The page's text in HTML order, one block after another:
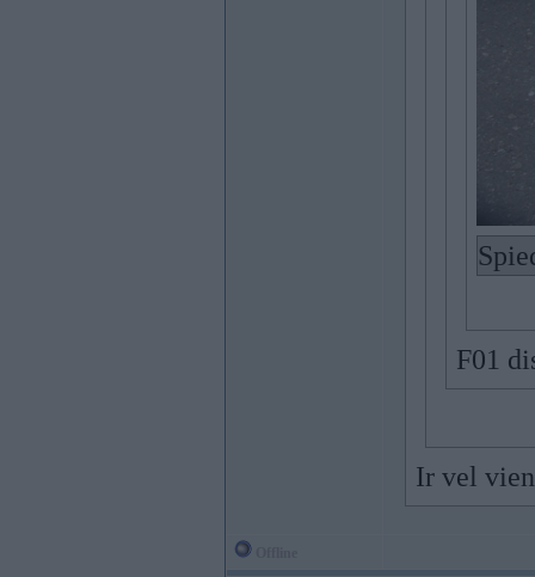
F01
Ir vel